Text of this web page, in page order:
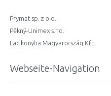
Prymat sp. z o.o.
Pěkný-Unimex s.r.o.
Lacikonyha Magyarország Kft.
Webseite-Navigation